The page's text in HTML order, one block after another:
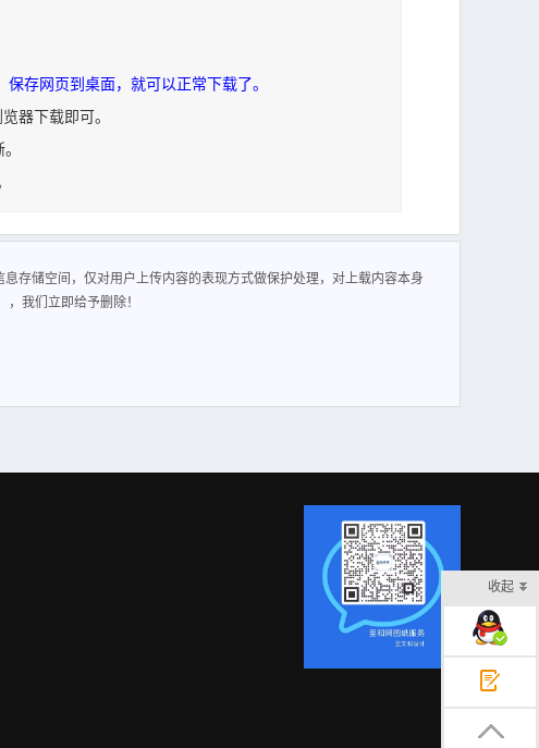
存网页到桌面，就可以正常下载了。
器下载即可。
存储空间，仅对用户上传内容的表现方式做保护处理，对上载内容本身
我们立即给予删除！
收起
在线客服